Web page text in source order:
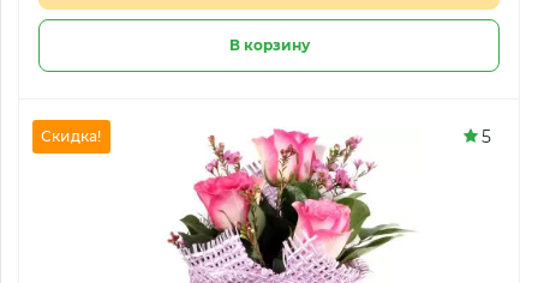
В корзину
Скидка! 5